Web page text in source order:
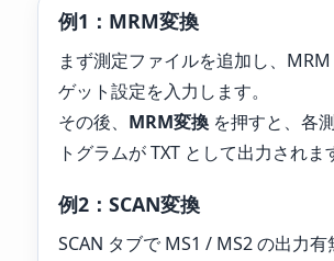
例1：MRM変換
まず測定ファイルを追加し、
ゲット設定を入力します。
その後、 MRM変換を押すと、各
トグラムが TXT として出力されま
例2：SCAN変換
SCAN タブで MS1 / MS2 の出力